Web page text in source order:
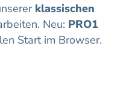
klassischen
Neu: PRO1
Start im Browser.